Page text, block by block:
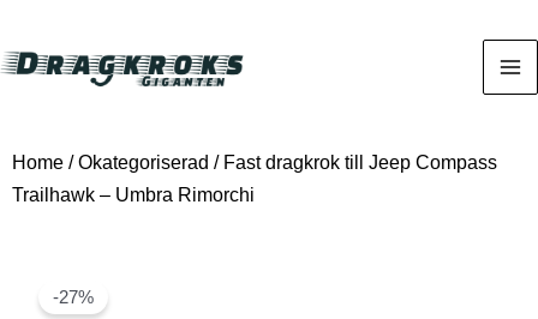
Home /Okategoriserad / Fast dragkrok till Jeep Compass
Trailhawk – Umbra Rimorchi
-27%